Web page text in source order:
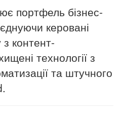
портфель бізнес-
керовані
з контент-
технології з
та штучного